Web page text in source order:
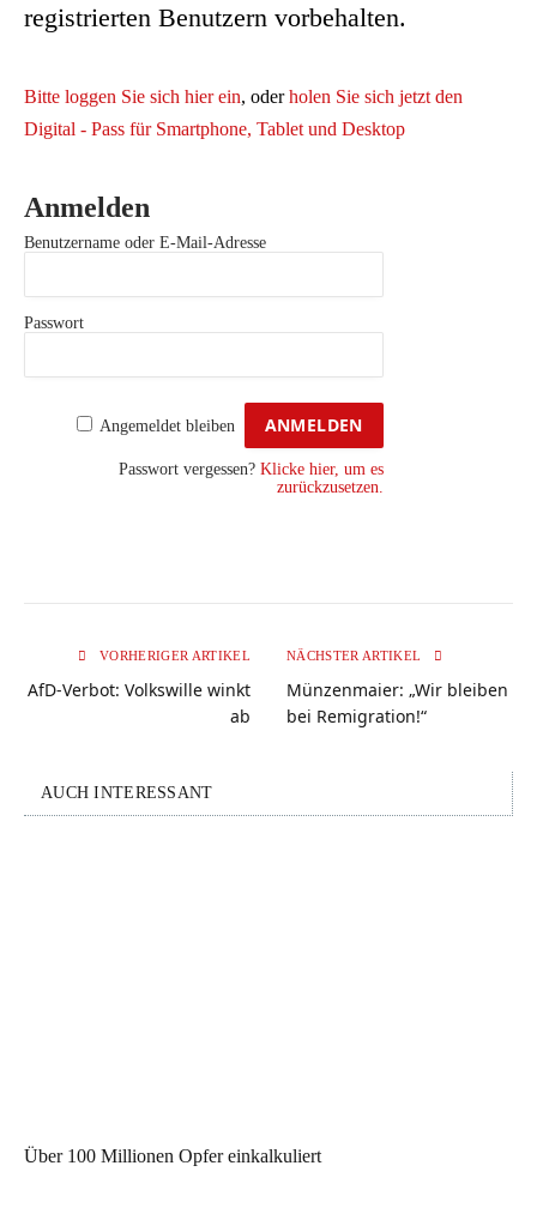
registrierten Benutzern vorbehalten.
Bitte loggen Sie sich hier ein, oderholen Sie sich jetzt den
Digital - Pass für Smartphone, Tablet und Desktop
Anmelden
Benutzername oder E-Mail-Adresse
Passwort
Angemeldet bleiben
Passwort vergessen? Klicke hier, um es
zurückzusetzen.
VORHERIGER ARTIKEL
AfD-Verbot: Volkswille winkt
ab
NÄCHSTER ARTIKEL
Münzenmaier: „Wir bleiben
bei Remigration!“
AUCH INTERESSANT
Über 100 Millionen Opfer einkalkuliert